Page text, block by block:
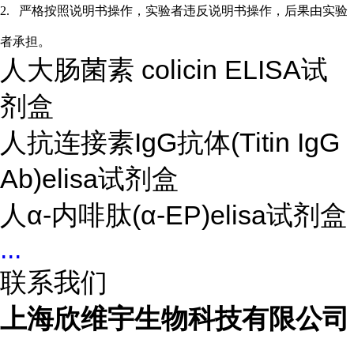
2. 严格按照说明书操作，实验者违反说明书操作，后果由实验
者承担。
人大肠菌素 colicin ELISA试
剂盒
人抗连接素IgG抗体(Titin IgG
Ab)elisa试剂盒
人α-内啡肽(α-EP)elisa试剂盒
...
联系我们
上海欣维宇生物科技有限公司